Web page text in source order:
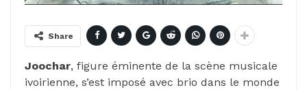
Share
Joochar, figure éminente de la scène musicale
ivoirienne, s’est imposé avec brio dans le monde